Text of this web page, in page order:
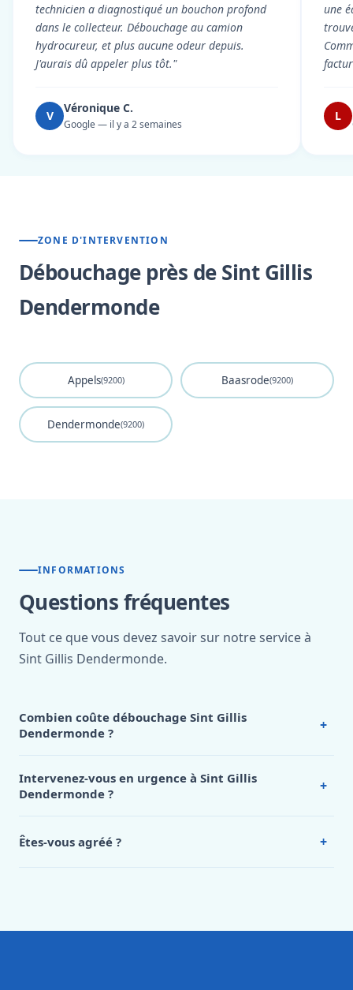
technicien a diagnostiqué un bouchon profond
dans le collecteur. Débouchage au camion
hydrocureur, et plus aucune odeur depuis.
J'aurais dû appeler plus tôt."
V
Véronique C.
Google — il y a 2 semaines
une
L
ZONE D'INTERVENTION
Débouchage près de Sint Gillis
Dendermonde
Appels(9200) Baasrode(9200)
Dendermonde(9200)
INFORMATIONS
Questions fréquentes
Tout ce que vous devez savoir sur notre service à
Sint Gillis Dendermonde.
Combien coûte débouchage Sint Gillis
Dendermonde ?
+
Gillis Dendermonde, appelez le 0472 53 24 26.
Intervenez-vous en urgence à Sint Gillis
Dendermonde ?
+
Êtes-vous agréé ? +